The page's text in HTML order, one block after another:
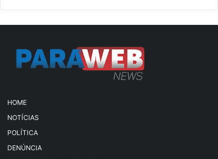
HOME
NOTÍCIAS
POLÍTICA
DENÚNCIA